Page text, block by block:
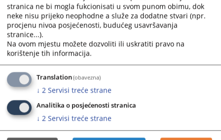
Javni poziv za dostavljanje ponuda
01.04.2022.
Odluka o organizaciji rada Okružnod
privrednog suda u Trebinju
14.05.2020.
stranica ne bi mogla fukcionisati u svom punom obimu, dok
neke nisu prijeko neophodne a služe za dodatne stvari (npr.
procjenu nivoa posjećenosti, budućeg usavršavanja
stranice...).
Na ovom mjestu možete dozvoliti ili uskratiti pravo na
korištenje tih informacija.
Translation(obavezna)
↓ 2 Servisi treće strane
Analitika o posjećenosti stranica
↓ 2 Servisi treće strane